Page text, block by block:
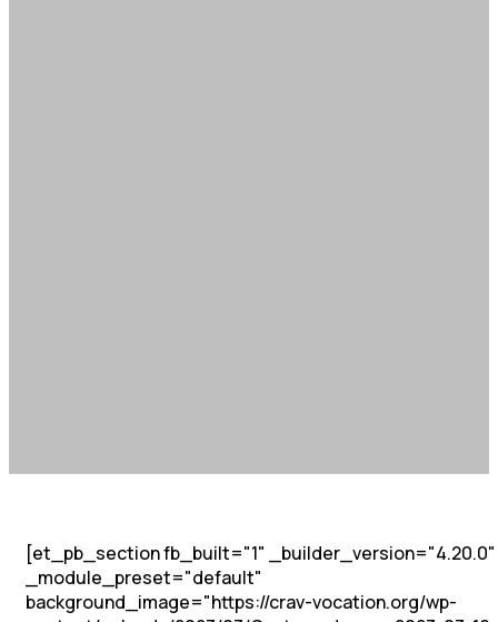
[et_pb_section fb_built="1" _builder_version="4.20.0"
_module_preset="default"
background_image="https://crav-vocation.org/wp-